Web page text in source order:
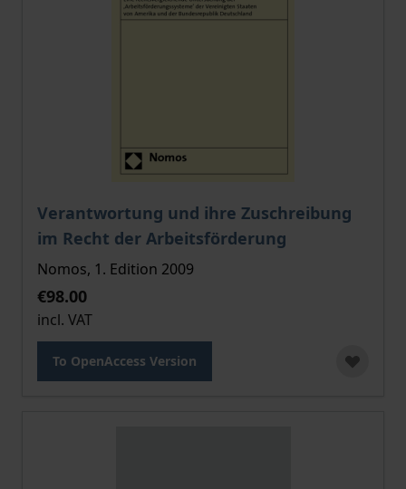
Verantwortung und ihre Zuschreibung
im Recht der Arbeitsförderung
The price depends on the options chosen on the
Nomos, 1. Edition 2009
€98.00
incl. VAT
To OpenAccess Version